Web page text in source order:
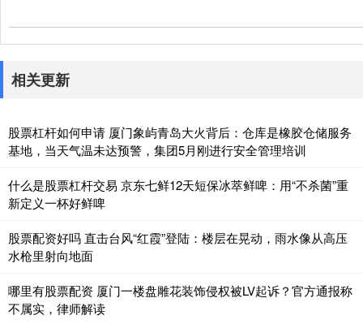
相关更新
股票杠杆如何申请 厦门象屿青岛大火背后：仓库是橡胶仓储服务
基地，当天气温未达预警，集团5月刚进行安全管理培训
什么是股票杠杆交易 京东七鲜12天短保冰萃鲜啤：用“不杀菌”重
新定义一杯好鲜啤
股票配资好吗 直击台风“红霞”登陆：楼层在晃动，雨水像从高压
水枪里射向地面
哪里有股票配资 厦门一楼盘雕花装饰侵权被LV起诉？官方通报称
不属实，律师解读